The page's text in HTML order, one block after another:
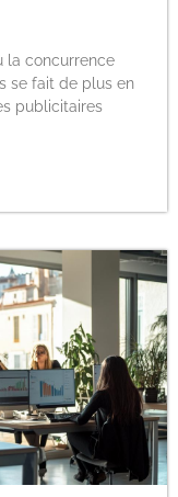
la concurrence
se fait de plus en
publicitaires